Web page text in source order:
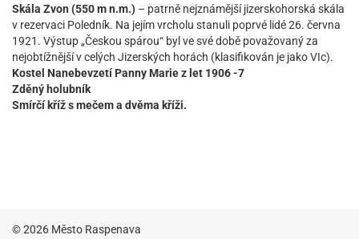
Skála Zvon (550 m n.m.) – patrně nejznámější jizerskohorská skála
v rezervaci Poledník. Na jejím vrcholu stanuli poprvé lidé 26. června
1921. Výstup „Českou spárou“ byl ve své době považovaný za
nejobtížnější v celých Jizerských horách (klasifikován je jako VIc).
Kostel Nanebevzetí Panny Marie z let 1906 -7
Zděný holubník
Smírčí kříž s mečem a dvěma kříži.
© 2026 Město Raspenava